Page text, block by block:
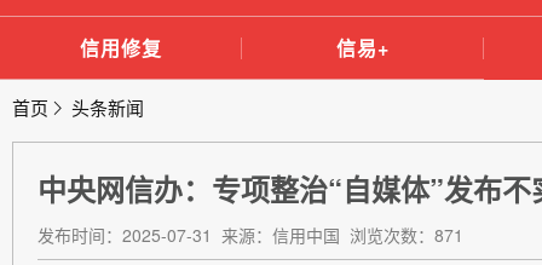
信用修复 信易+
首页 头条新闻
中央网信办：专项整治“自媒体”发布
发布时间：2025-07-31 来源：信用中国 浏览次数：871